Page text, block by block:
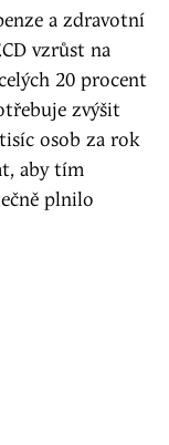
a zdravotní
vzrůst na
20 procent
zvýšit
osob za rok
aby tím
plnilo